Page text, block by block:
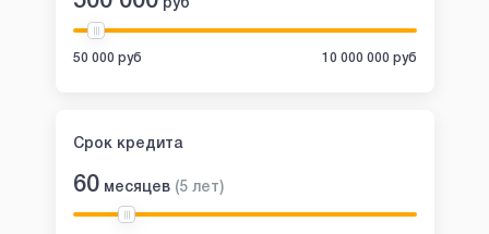
руб
50 000 руб 10 000 000 руб
Срок кредита
60 месяцев (5 лет)